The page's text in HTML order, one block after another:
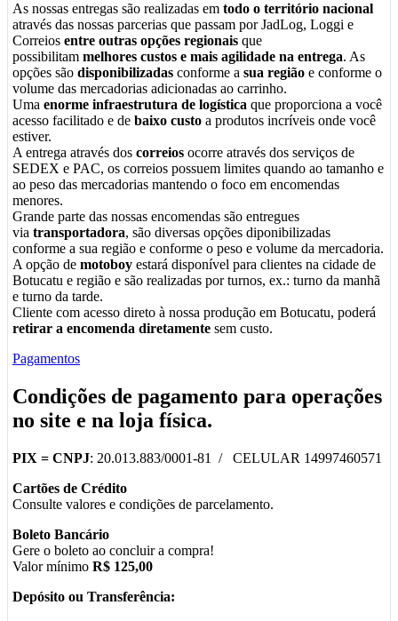
As nossas entregas são realizadas em todo o território nacional
através das nossas parcerias que passam por JadLog, Loggi e
Correios entre outras opções regionais que
possibilitam melhores custos e mais agilidade na entrega. As
opções são disponibilizadas conforme a sua região e conforme o
volume das mercadorias adicionadas ao carrinho.
Uma enorme infraestrutura de logística que proporciona a você
acesso facilitado e de baixo custo a produtos incríveis onde você
estiver.
A entrega através dos correios ocorre através dos serviços de
SEDEX e PAC, os correios possuem limites quando ao tamanho e
ao peso das mercadorias mantendo o foco em encomendas
menores.
Grande parte das nossas encomendas são entregues
via transportadora, são diversas opções diponibilizadas
conforme a sua região e conforme o peso e volume da mercadoria.
A opção de motoboy estará disponível para clientes na cidade de
Botucatu e região e são realizadas por turnos, ex.: turno da manhã
e turno da tarde.
Cliente com acesso direto à nossa produção em Botucatu, poderá
retirar a encomenda diretamente sem custo.
Pagamentos
Condições de pagamento para operações
no site e na loja física.
PIX = CNPJ: 20.013.883/0001-81 / CELULAR 14997460571
Cartões de Crédito
Consulte valores e condições de parcelamento.
Boleto Bancário
Gere o boleto ao concluir a compra!
Valor mínimo R$ 125,00
Depósito ou Transferência: